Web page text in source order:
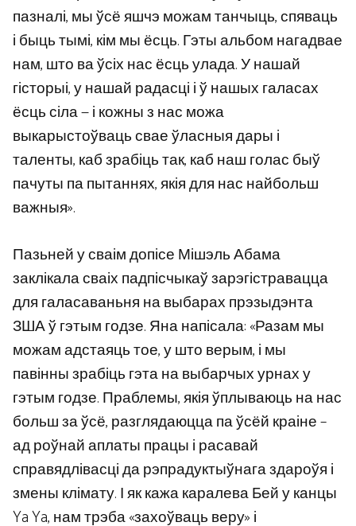
пазналі, мы ўсё яшчэ можам танчыць, спяваць
і быць тымі, кім мы ёсць. Гэты альбом нагадвае
нам, што ва ўсіх нас ёсць улада. У нашай
гісторыі, у нашай радасці і ў нашых галасах
ёсць сіла — і кожны з нас можа
выкарыстоўваць свае ўласныя дары і
таленты, каб зрабіць так, каб наш голас быў
пачуты па пытаннях, якія для нас найбольш
важныя».
Пазьней у сваім допісе Мішэль Абама
заклікала сваіх падпісчыкаў зарэгістравацца
для галасаваньня на выбарах прэзыдэнта
ЗША ў гэтым годзе. Яна напісала: «Разам мы
можам адстаяць тое, у што верым, і мы
павінны зрабіць гэта на выбарчых урнах у
гэтым годзе. Праблемы, якія ўплываюць на нас
больш за ўсё, разглядаюцца па ўсёй краіне –
ад роўнай аплаты працы і расавай
справядлівасці да рэпрадуктыўнага здароўя і
змены клімату. І як кажа каралева Бей у канцы
Ya Ya, нам трэба «захоўваць веру» і